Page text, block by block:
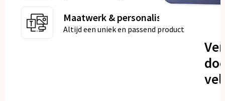
Maatwerk & personalisatie
Altijd een uniek en passend product